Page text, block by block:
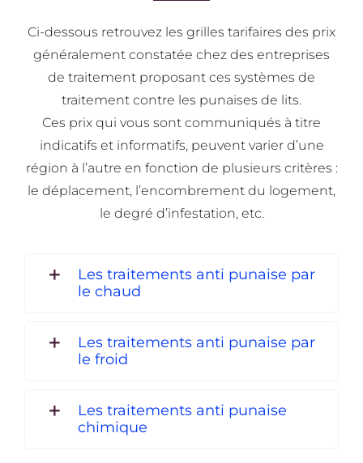
Ci-dessous retrouvez les grilles tarifaires des prix
généralement constatée chez des entreprises
de traitement proposant ces systèmes de
traitement contre les punaises de lits.
Ces prix qui vous sont communiqués à titre
indicatifs et informatifs, peuvent varier d’une
région à l’autre en fonction de plusieurs critères :
le déplacement, l’encombrement du logement,
le degré d’infestation, etc.
Les traitements anti punaise par
le chaud
Les traitements anti punaise par
le froid
Les traitements anti punaise
chimique